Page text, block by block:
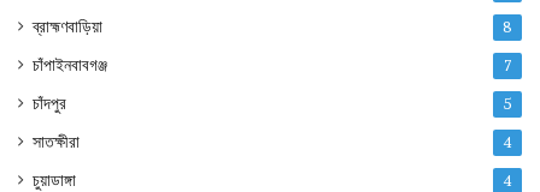
ব্রাহ্মণবাড়িয়া 8
চাঁপাইনবাবগঞ্জ 7
চাঁদপুর 5
সাতক্ষীরা 4
চুয়াডাঙ্গা 4